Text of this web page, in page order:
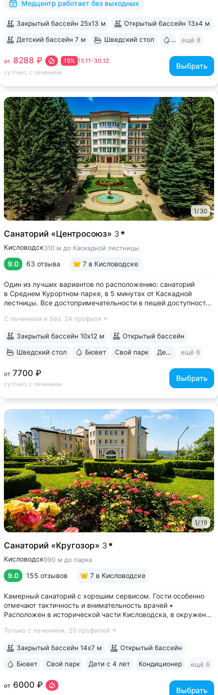
Медцентр работает без выходных
15.11-30.12
15%
от 8288 ₽
сут/чел, с лечением
Выбрать
Закрытый бассейн 25х13 м Открытый бассейн 13x4 м
Детский бассейн 7 м Шведский стол Бювет
ещё 8
1/30
Санаторий «Центросоюз» 3
Кисловодск310 м до Каскадной лестницы
9.0 63 отзыва 7 в Кисловодске
Один из лучших вариантов по расположению: санаторий
в Среднем Курортном парке, в 5 минутах от Каскадной
лестницы. Все достопримечательности в пешей доступности
переходит в Курортный парк, к терренкурам № 3 и № 2Б •
С лечением и без, 24 профиля
от 7700 ₽
сут/чел, с лечением
Выбрать
Закрытый бассейн 10х12 м Открытый бассейн
Шведский стол Бювет Свой парк Дети с 2 лет ещё 6
1/19
Санаторий «Кругозор» 3
Кисловодск990 м до парка
9.0 155 отзывов 7 в Кисловодске
Камерный санаторий с хорошим сервисом. Гости особенно
отмечают тактичность и внимательность врачей •
Расположен в исторической части Кисловодска, в окружении
лестницы и входа в Курортный парк • Территория 3,2 га
Только с лечением, 20 профилей
от 6000 ₽
Выбрать
Закрытый бассейн 14х7 м Открытый бассейн
Бювет Свой парк Дети с 4 лет Кондиционер ещё 6